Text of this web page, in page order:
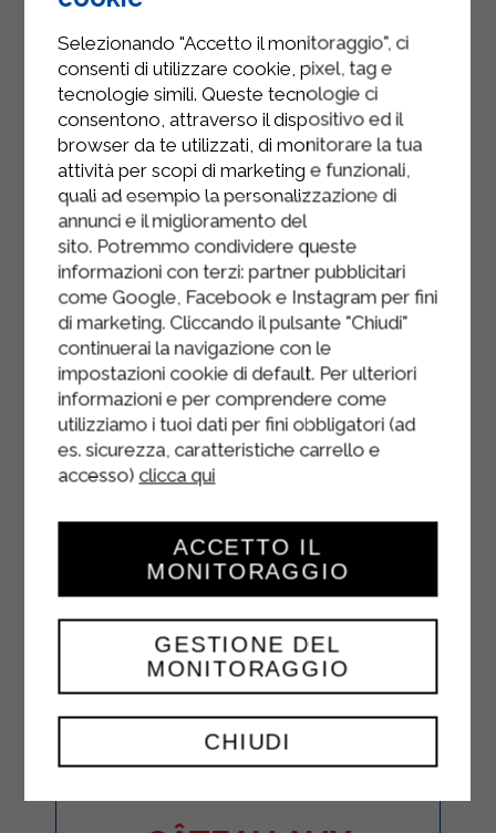
fondu.
Répartissez la crème dans des
verrines, puis ajoutez les fraises
fraîches et le crumble croustillant.
Laissez reposer au réfrigérateur
avant de servir.
Selezionando "Accetto il monitoraggio", ci
consenti di utilizzare cookie, pixel, tag e
tecnologie simili. Queste tecnologie ci
consentono, attraverso il dispositivo ed il
browser da te utilizzati, di monitorare la tua
attività per scopi di marketing e funzionali,
quali ad esempio la personalizzazione di
annunci e il miglioramento del
sito. Potremmo condividere queste
informazioni con terzi: partner pubblicitari
come Google, Facebook e Instagram per fini
di marketing. Cliccando il pulsante "Chiudi"
continuerai la navigazione con le
impostazioni cookie di default. Per ulteriori
informazioni e per comprendere come
utilizziamo i tuoi dati per fini obbligatori (ad
es. sicurezza, caratteristiche carrello e
accesso) clicca qui
CHIUDI
GESTIONE DEL
MONITORAGGIO
ACCETTO IL
MONITORAGGIO